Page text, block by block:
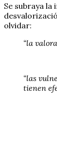
Se subraya
olvidar:
“la
“las
tienen